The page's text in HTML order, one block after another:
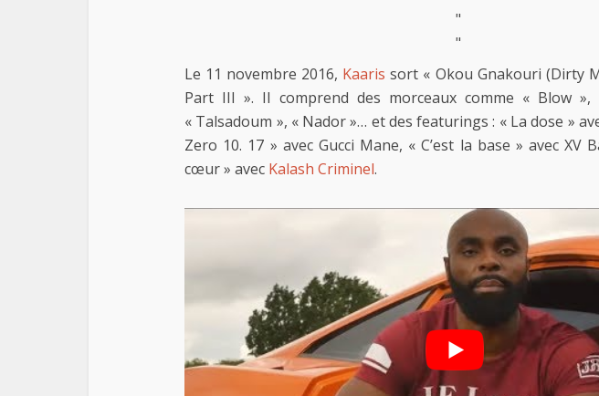
"
"
Le 11 novembre 2016, Kaaris sort « Okou Gnakouri (Dirty
Part III ». Il comprend des morceaux comme « Blow »,
« Talsadoum », « Nador »… et des featurings : « La dose »
Zero 10. 17 » avec Gucci Mane, « C’est la base » avec XV
cœur » avec Kalash Criminel.